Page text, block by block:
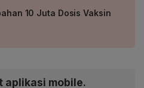
10 Juta Dosis Vaksin
aplikasi mobile.